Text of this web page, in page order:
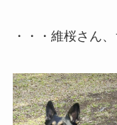
・・・維桜さん